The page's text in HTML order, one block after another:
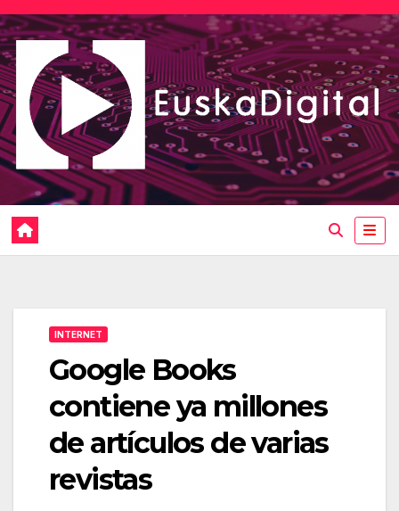
Saltar
al
contenido
INTERNET
Google Books
contiene ya millones
de artículos de varias
revistas